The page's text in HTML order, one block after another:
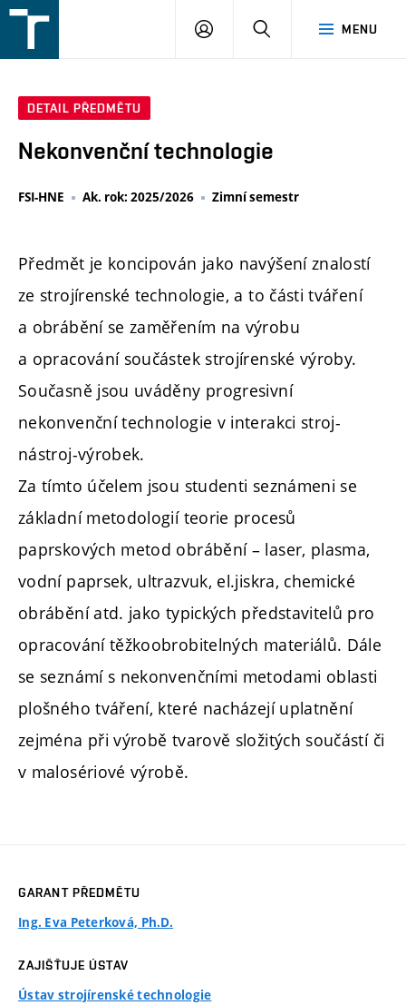
v
MENU
PŘIHLÁŠENÍ
DETAIL PŘEDMĚTU
Nekonvenční technologie
FSI-HNE Ak. rok: 2025/2026 Zimní semestr
Předmět je koncipován jako navýšení znalostí
ze strojírenské technologie, a to části tváření
a obrábění se zaměřením na výrobu
a opracování součástek strojírenské výroby.
Současně jsou uváděny progresivní
nekonvenční technologie v interakci stroj-
nástroj-výrobek.
Za tímto účelem jsou studenti seznámeni se
základní metodologií teorie procesů
paprskových metod obrábění – laser, plasma,
vodní paprsek, ultrazvuk, el.jiskra, chemické
obrábění atd. jako typických představitelů pro
opracování těžkoobrobitelných materiálů. Dále
se seznámí s nekonvenčními metodami oblasti
plošného tváření, které nacházejí uplatnění
zejména při výrobě tvarově složitých součástí či
v malosériové výrobě.
GARANT PŘEDMĚTU
Ing. Eva Peterková, Ph.D.
ZAJIŠŤUJE ÚSTAV
Ústav strojírenské technologie